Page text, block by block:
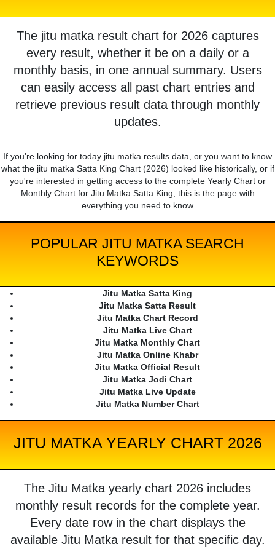
The jitu matka result chart for 2026 captures
every result, whether it be on a daily or a
monthly basis, in one annual summary. Users
can easily access all past chart entries and
retrieve previous result data through monthly
updates.
If you're looking for today jitu matka results data, or you want to know
what the jitu matka Satta King Chart (2026) looked like historically, or if
you're interested in getting access to the complete Yearly Chart or
Monthly Chart for Jitu Matka Satta King, this is the page with
everything you need to know
POPULAR JITU MATKA SEARCH
KEYWORDS
Jitu Matka Satta King
Jitu Matka Satta Result
Jitu Matka Chart Record
Jitu Matka Live Chart
Jitu Matka Monthly Chart
Jitu Matka Online Khabr
Jitu Matka Official Result
Jitu Matka Jodi Chart
Jitu Matka Live Update
Jitu Matka Number Chart
JITU MATKA YEARLY CHART 2026
The Jitu Matka yearly chart 2026 includes
monthly result records for the complete year.
Every date row in the chart displays the
available Jitu Matka result for that specific day.